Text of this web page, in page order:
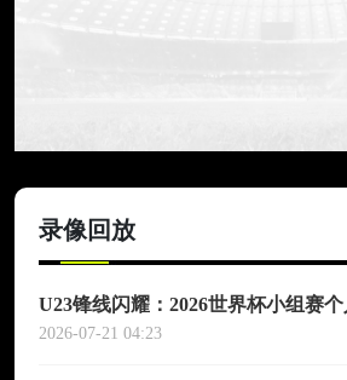
录像回放
U23锋线闪耀：2026世界杯小组赛
记录
2026-07-21 04:23